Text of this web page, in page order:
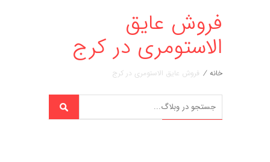
فروش عایق
الاستومری در کرج
خانه / فروش عایق الاستومری در کرج